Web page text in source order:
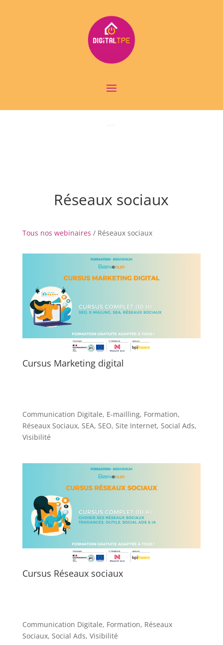
Réseaux Sociaux
Réseaux sociaux
Tous nos webinaires / Réseaux sociaux
Cursus Marketing digital
Communication Digitale, E-mailling, Formation,
Réseaux Sociaux, SEA, SEO, Site Internet, Social Ads,
Visibilité
Cursus Réseaux sociaux
Communication Digitale, Formation, Réseaux
Sociaux, Social Ads, Visibilité